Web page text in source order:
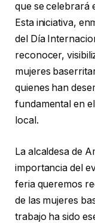
que se celebrará
Esta iniciativa,
del Día
reconocer,
mujeres
quienes han
fundamental en
local.
La alcaldesa de
importancia del
feria queremos
de las mujeres
trabajo ha sido